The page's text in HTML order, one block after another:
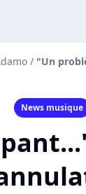
/ "Un
News musique